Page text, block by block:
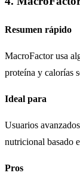
Resumen rápido
MacroFactor usa
proteína y calorías
Ideal para
Usuarios
nutricional basado
Pros